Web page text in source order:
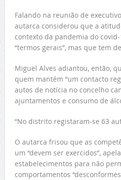
Falando na reunião de
autarca considerou que a
contexto da pandemia do
“termos gerais”, mas que tem
Miguel Alves adiantou, então,
quem mantém “um contacto
autos de notícia no concelho
ajuntamentos e consumo de
“No distrito registaram-se 63
O autarca frisou que as
um “devem ser exercidos”,
estabelecimentos para não
comportamentos